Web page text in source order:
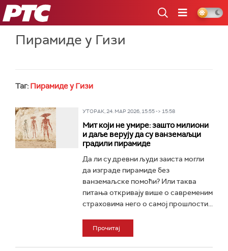
РТС
Пирамиде у Гизи
Таг: Пирамиде у Гизи
УТОРАК, 24. МАР 2026, 15:55 -> 15:58
Мит који не умире: зашто милиони
и даље верују да су ванземаљци
градили пирамиде
Да ли су древни људи заиста могли
да изграде пирамиде без
ванземаљске помоћи? Или таква
питања откривају више о савременим
страховима него о самој прошлости...
Прочитај